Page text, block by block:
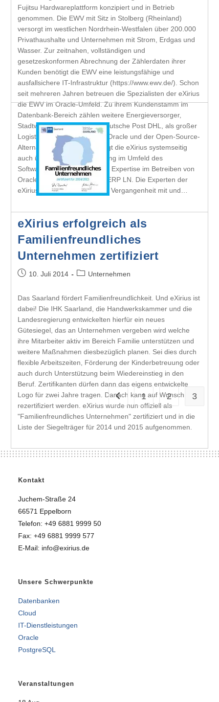
Fujitsu Hardwareplattform konzipiert und in Betrieb
genommen. Die EWV mit Sitz in Stolberg (Rheinland)
versorgt im westlichen Nordrhein-Westfalen über 200.000
Privathaushalte und Unternehmen mit Strom, Erdgas und
Wasser. Zur zeitnahen, vollständigen und
gesetzeskonformen Abrechnung der Zählerdaten ihrer
Kunden benötigt die EWV eine leistungsfähige und
ausfallsichere IT-Infrastruktur (https://www.ewv.de/). Schon
seit mehreren Jahren betreuen die Spezialisten der eXirius
die EWV im Oracle-Umfeld. Zu ihrem Kundenstamm im
Datenbank-Bereich zählen weitere Energieversorger,
Stadtwerke sowie z. B. die Deutsche Post DHL, als großer
Logistik-Dienstleister. Neben Oracle und der Open-Source-
Alternative PostgreSQL verfügt die eXirius systemseitig
auch über jahrelange Erfahrung im Umfeld des
Softwareherstellers PSI sowie Expertise im Betreiben von
Oracle als Plattform für Infor ERP LN. Die Experten der
eXirius, die auch schon in der Vergangenheit mit und…
eXirius erfolgreich als
Familienfreundliches
Unternehmen zertifiziert
10. Juli 2014 Unternehmen
Das Saarland fördert Familienfreundlichkeit. Und eXirius ist
dabei! Die IHK Saarland, die Handwerkskammer und die
Landesregierung entwickelten hierfür ein neues
Gütesiegel, das an Unternehmen vergeben wird welche
ihre Mitarbeiter aktiv im Bereich Familie unterstützen und
weitere Maßnahmen diesbezüglich planen. Sei dies durch
flexible Arbeitszeiten, Förderung der Kinderbetreuung oder
auch durch Unterstützung beim Wiedereinstieg in den
Beruf. Zertifikanten dürfen dann das eigens entwickelte
Logo für zwei Jahre tragen. Danach kann auf Wunsch
rezertifiziert werden. eXirius wurde nun offiziell als
"Familienfreundliches Unternehmen" zertifiziert und in die
Liste der Siegelträger für 2014 und 2015 aufgenommen.
1 2 3
Kontakt
Juchem-Straße 24
66571 Eppelborn
Telefon: +49 6881 9999 50
Fax: +49 6881 9999 577
E-Mail: info@exirius.de
Unsere Schwerpunkte
Datenbanken
Cloud
IT-Dienstleistungen
Oracle
PostgreSQL
Veranstaltungen